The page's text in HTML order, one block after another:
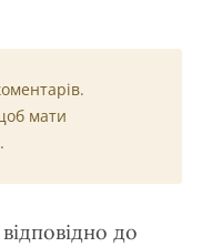
мати
до